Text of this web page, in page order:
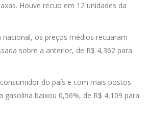
Houve recuo em 12 unidades da
os preços médios recuaram
sobre a anterior, de R$ 4,362 para
do país e com mais postos
gasolina baixou 0,56%, de R$ 4,109 para